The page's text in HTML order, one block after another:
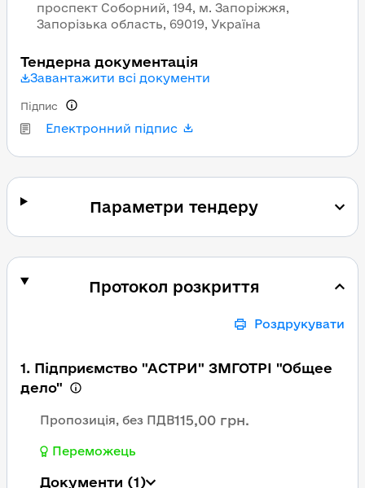
проспект Соборний, 194, м. Запоріжжя,
Запорізька область, 69019, Україна
Тендерна документація
Завантажити всі документи
Електронний підпис
Підпис
Параметри тендеру
Протокол розкриття
Роздрукувати
1. Підприємство "АСТРИ" ЗМГОТРІ "Общее
дело"
Пропозиція, без ПДВ115,00 грн.
Переможець
Документи (1)